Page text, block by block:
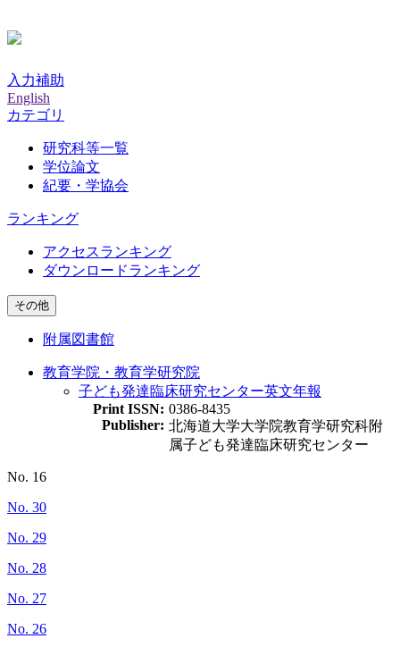
入力補助
English
カテゴリ
研究科等一覧
学位論文
紀要・学協会
ランキング
アクセスランキング
ダウンロードランキング
その他
附属図書館
教育学院・教育学研究院
子ども発達臨床研究センター英文年報
Print ISSN: 0386-8435
Publisher: 北海道大学大学院教育学研究科附
属子ども発達臨床研究センター
No. 16
No. 30
No. 29
No. 28
No. 27
No. 26